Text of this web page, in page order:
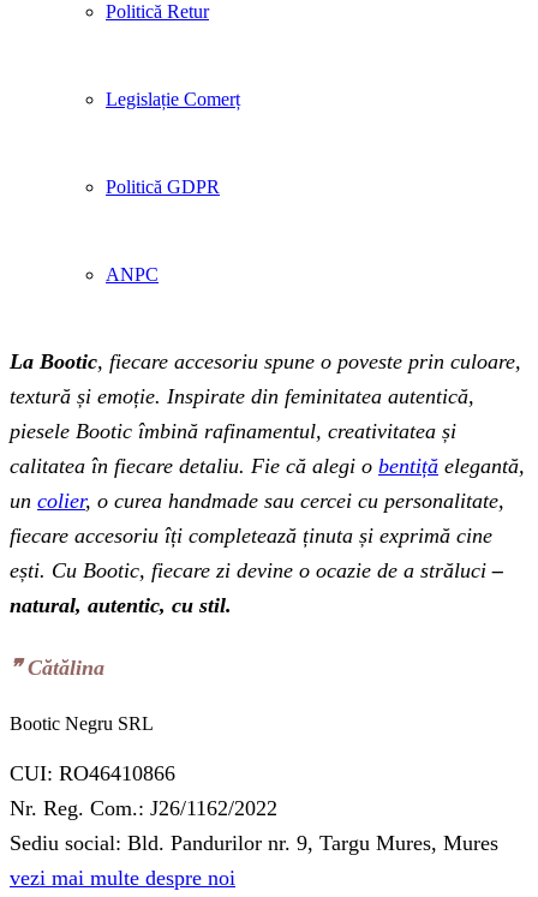
Politică Retur
Legislație Comerț
Politică GDPR
ANPC
La Bootic, fiecare accesoriu spune o poveste prin culoare,
textură și emoție. Inspirate din feminitatea autentică,
piesele Bootic îmbină rafinamentul, creativitatea și
calitatea în fiecare detaliu. Fie că alegi o bentiță elegantă,
un colier, o curea handmade sau cercei cu personalitate,
fiecare accesoriu îți completează ținuta și exprimă cine
ești. Cu Bootic, fiecare zi devine o ocazie de a străluci –
natural, autentic, cu stil.
❞‬ Cătălina
Bootic Negru SRL
CUI: RO46410866
Nr. Reg. Com.: J26/1162/2022
Sediu social: Bld. Pandurilor nr. 9, Targu Mures, Mures
vezi mai multe despre noi